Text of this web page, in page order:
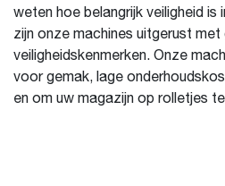
weten hoe belangrijk veiligheid is
zijn onze machines uitgerust
veiligheidskenmerken. Onze
voor gemak, lage
en om uw magazijn op rolletjes